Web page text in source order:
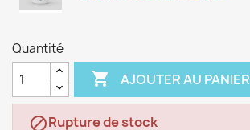
Quantité
 AJOUTER AU PANIER
Rupture de stock